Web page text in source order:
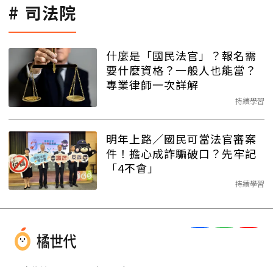
司法院
什麼是「國民法官」？報名需
要什麼資格？一般人也能當？
專業律師一次詳解
持續學習
明年上路／國民可當法官審案
件！擔心成詐騙破口？先牢記
「4不會」
持續學習